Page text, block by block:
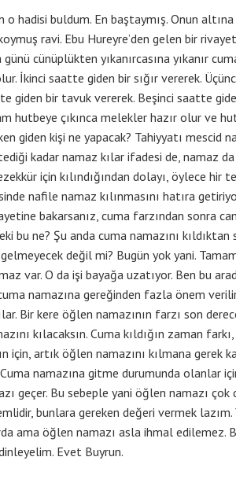
o hadisi buldum. En baştaymış. Onun
ravi. Ebu Hureyre’den gelen bir
günü cünüplükten yıkanırcasına yıkanır
İkinci saatte giden bir sığır vererek.
giden bir tavuk vererek. Beşinci saatte
hutbeye çıkınca melekler hazır olur ve
giden kişi ne yapacak? Tahiyyatı mescid
kadar namaz kılar ifadesi de, namaz
için kılındığından dolayı, öylece
nafile namaz kılınmasını hatıra
bakarsanız, cuma farzından sonra
bu ne? Şu anda cuma namazını
değil mi? Bugün yok yani.
var. O da işi bayağa uzatıyor. Ben bu
namazına gereğinden fazla önem
Bir kere öğlen namazının farzı son
kılacaksın. Cuma kıldığın zaman
için, artık öğlen namazını kılmana gerek
namazına gitme durumunda olanlar
geçer. Bu sebeple yani öğlen namazı çok
bunlara gereken değeri vermek
ama öğlen namazı asla ihmal edilemez.
Evet Buyrun.